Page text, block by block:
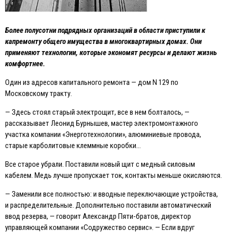
Более полусотни подрядных организаций в области приступили к
капремонту общего имущества в многоквартирных домах. Они
применяют технологии, которые экономят ресурсы и делают жизнь
комфортнее.
Один из адресов капитального ремонта — дом N 129 по
Московскому тракту.
— Здесь стоял старый электрощит, все в нем болталось, —
рассказывает Леонид Бурнышев, мастер электромонтажного
участка компании «Энерготехнологии», алюминиевые провода,
старые карболитовые клеммные коробки…
Все старое убрали. Поставили новый щит с медный силовым
кабелем. Медь лучше пропускает ток, контакты меньше окисляются.
— Заменили все полностью: и вводные переключающие устройства,
и распределительные. Дополнительно поставили автоматический
ввод резерва, — говорит Александр Пяти-братов, директор
управляющей компании «Содружество сервис». — Eсли вдруг